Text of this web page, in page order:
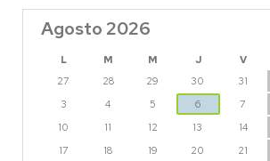
Agosto 2026
L M M J V
27
28 29 30 31
3
4 5 6 7
10
11 12 13 14
17
18 19 20 21